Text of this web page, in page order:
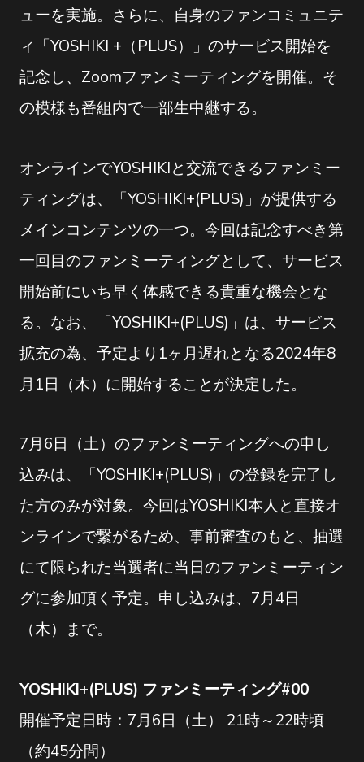
ューを実施。さらに、自身のファンコミュニテ
ィ「YOSHIKI +（PLUS）」のサービス開始を
記念し、Zoomファンミーティングを開催。そ
の模様も番組内で一部生中継する。
オンラインでYOSHIKIと交流できるファンミー
ティングは、「YOSHIKI+(PLUS)」が提供する
メインコンテンツの一つ。今回は記念すべき第
一回目のファンミーティングとして、サービス
開始前にいち早く体感できる貴重な機会とな
る。なお、「YOSHIKI+(PLUS)」は、サービス
拡充の為、予定より1ヶ月遅れとなる2024年8
月1日（木）に開始することが決定した。
7月6日（土）のファンミーティングへの申し
込みは、「YOSHIKI+(PLUS)」の登録を完了し
た方のみが対象。今回はYOSHIKI本人と直接オ
ンラインで繋がるため、事前審査のもと、抽選
にて限られた当選者に当日のファンミーティン
グに参加頂く予定。申し込みは、7月4日
（木）まで。
YOSHIKI+(PLUS) ファンミーティング#00
開催予定日時：7月6日（土） 21時～22時頃
（約45分間）